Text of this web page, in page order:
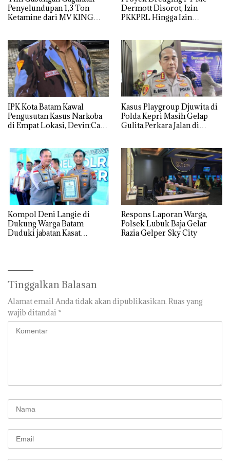
Penyelundupan 1,3 Ton
Ketamine dari MV KING
Dermott Disorot, Izin
PKKPRL Hingga Izin
IPK Kota Batam Kawal
Pengusutan Kasus Narkoba
di Empat Lokasi, Devin:Cari
Kasus Playgroup Djuwita di
Polda Kepri Masih Gelap
Gulita,Perkara Jalan di
Kompol Deni Langie di
Dukung Warga Batam
Duduki jabatan Kasat
Respons Laporan Warga,
Polsek Lubuk Baja Gelar
Razia Gelper Sky City
Tinggalkan Balasan
Alamat email Anda tidak akan dipublikasikan. Ruas yang
wajib ditandai *